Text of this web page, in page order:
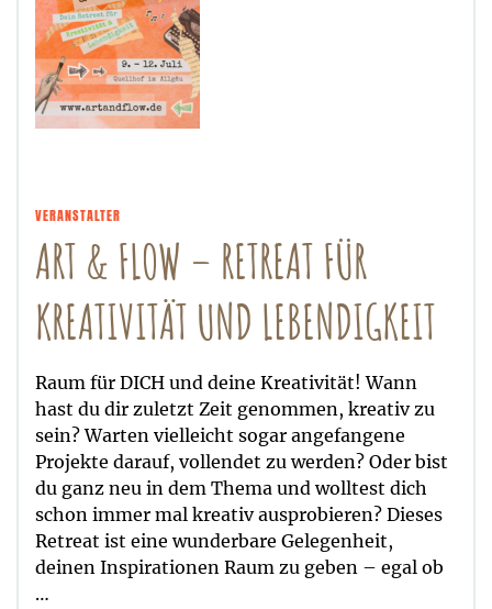
VERANSTALTER
ART & FLOW – RETREAT FÜR
KREATIVITÄT UND LEBENDIGKEIT
Raum für DICH und deine Kreativität! Wann
hast du dir zuletzt Zeit genommen, kreativ zu
sein? Warten vielleicht sogar angefangene
Projekte darauf, vollendet zu werden? Oder bist
du ganz neu in dem Thema und wolltest dich
schon immer mal kreativ ausprobieren? Dieses
Retreat ist eine wunderbare Gelegenheit,
deinen Inspirationen Raum zu geben – egal ob
…